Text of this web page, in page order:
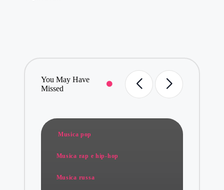
You May Have
Missed
Posted
Musica pop
Musica rap e hip-hop
Musica russa